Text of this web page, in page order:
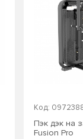
Код:
Пэк дэк на
Fusion Pro